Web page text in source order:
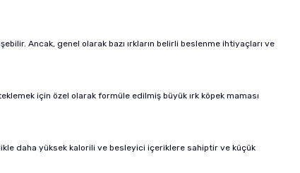
Ancak, genel olarak bazı ırkların belirli beslenme ihtiyaçları ve
için özel olarak formüle edilmiş büyük ırk köpek maması
daha yüksek kalorili ve besleyici içeriklere sahiptir ve küçük